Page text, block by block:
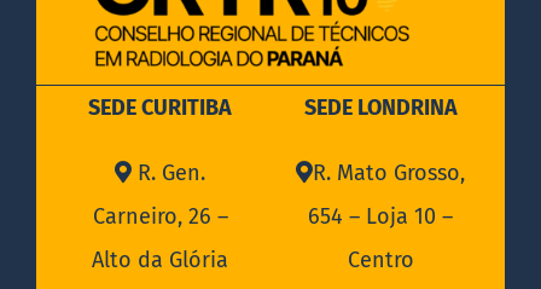
SEDE CURITIBA
R. Gen.
Carneiro, 26 –
Alto da Glória
SEDE LONDRINA
R. Mato Grosso,
654 – Loja 10 –
Centro